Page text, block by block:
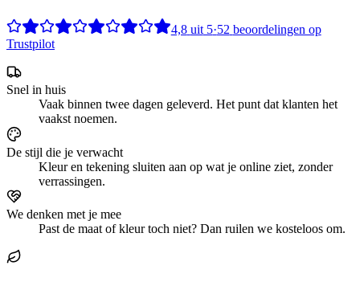
4,8 uit5·52 beoordelingen op
Trustpilot
Snel in huis
Vaak binnen twee dagen geleverd. Het punt dat klanten het
vaakst noemen.
De stijl die je verwacht
Kleur en tekening sluiten aan op wat je online ziet, zonder
verrassingen.
We denken met je mee
Past de maat of kleur toch niet? Dan ruilen we kosteloos om.